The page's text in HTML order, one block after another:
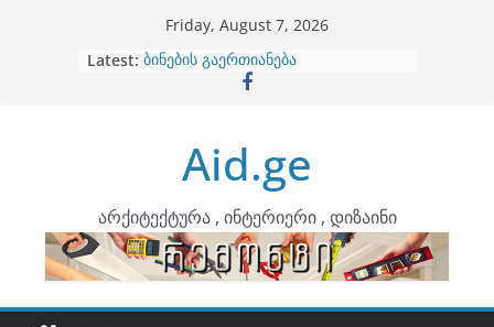
Friday, August 7, 2026
Latest: ბინების გაერთიანება
კონტრასტები ინტერიერში
ინტერიერის დიზიანი
არტემიდი წარმოგიდგენთ
Aid.ge
არქიტექტურა , ინტერიერი , დიზაინი